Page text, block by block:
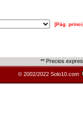
[Pág.
** Precios
© 2002/2022 Solo10.com